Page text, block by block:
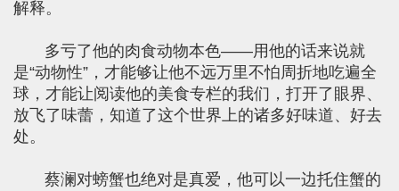
解释。
多亏了他的肉食动物本色——用他的话来说就
是“动物性”，才能够让他不远万里不怕周折地吃遍全
球，才能让阅读他的美食专栏的我们，打开了眼界、
放飞了味蕾，知道了这个世界上的诸多好味道、好去
处。
蔡澜对螃蟹也绝对是真爱，他可以一边托住蟹的